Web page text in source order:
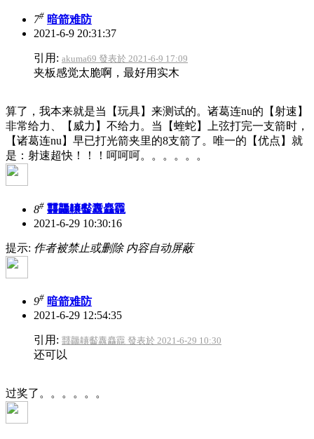
7# 暗箭难防
2021-6-9 20:31:37
引用: akuma69 發表於 2021-6-9 17:09
夹板感觉太脆啊，最好用实木
算了，我本来就是当【玩具】来测试的。诸葛连nu的【射速】
非常给力、【威力】不给力。当【蝰蛇】上弦打完一支箭时，
【诸葛连nu】早已打光箭夹里的8支箭了。唯一的【优点】就
是：射速超快！！！呵呵呵。。。。。。
8# 䨻龘齉齾纛麤龗
2021-6-29 10:30:16
提示: 作者被禁止或删除 内容自动屏蔽
9# 暗箭难防
2021-6-29 12:54:35
引用: 䨻龘齉齾纛麤龗 發表於 2021-6-29 10:30
还可以
过奖了。。。。。。